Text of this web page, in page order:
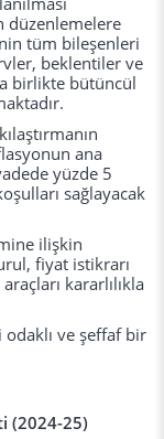
düzenlemelere
tüm bileşenleri
beklentiler ve
birlikte bütüncül
ana
yüzde 5
sağlayacak
ilişkin
fiyat istikrarı
kararlılıkla
ve şeffaf bir
(2024-25)